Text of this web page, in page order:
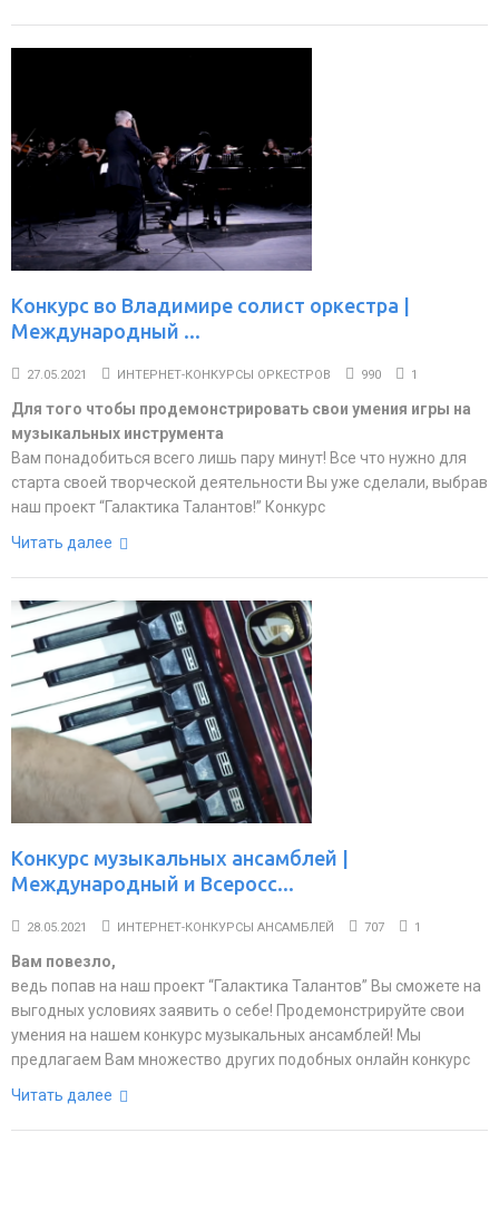
Конкурс во Владимире солист оркестра |
Международный ...
27.05.2021 ИНТЕРНЕТ-КОНКУРСЫ ОРКЕСТРОВ 990 1
Для того чтобы продемонстрировать свои умения игры на
музыкальных инструмента
Вам понадобиться всего лишь пару минут! Все что нужно для
старта своей творческой деятельности Вы уже сделали, выбрав
наш проект “Галактика Талантов!” Конкурс
Читать далее
Конкурс музыкальных ансамблей |
Международный и Всеросс...
28.05.2021 ИНТЕРНЕТ-КОНКУРСЫ АНСАМБЛЕЙ 707 1
Вам повезло,
ведь попав на наш проект “Галактика Талантов” Вы сможете на
выгодных условиях заявить о себе! Продемонстрируйте свои
умения на нашем конкурс музыкальных ансамблей! Мы
предлагаем Вам множество других подобных онлайн конкурс
Читать далее